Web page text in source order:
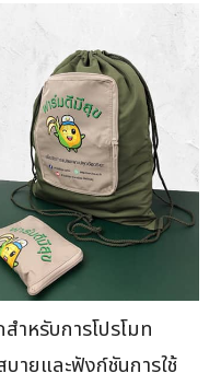
ำหรับการโปรโมท
ายและฟังก์ชันการใช้